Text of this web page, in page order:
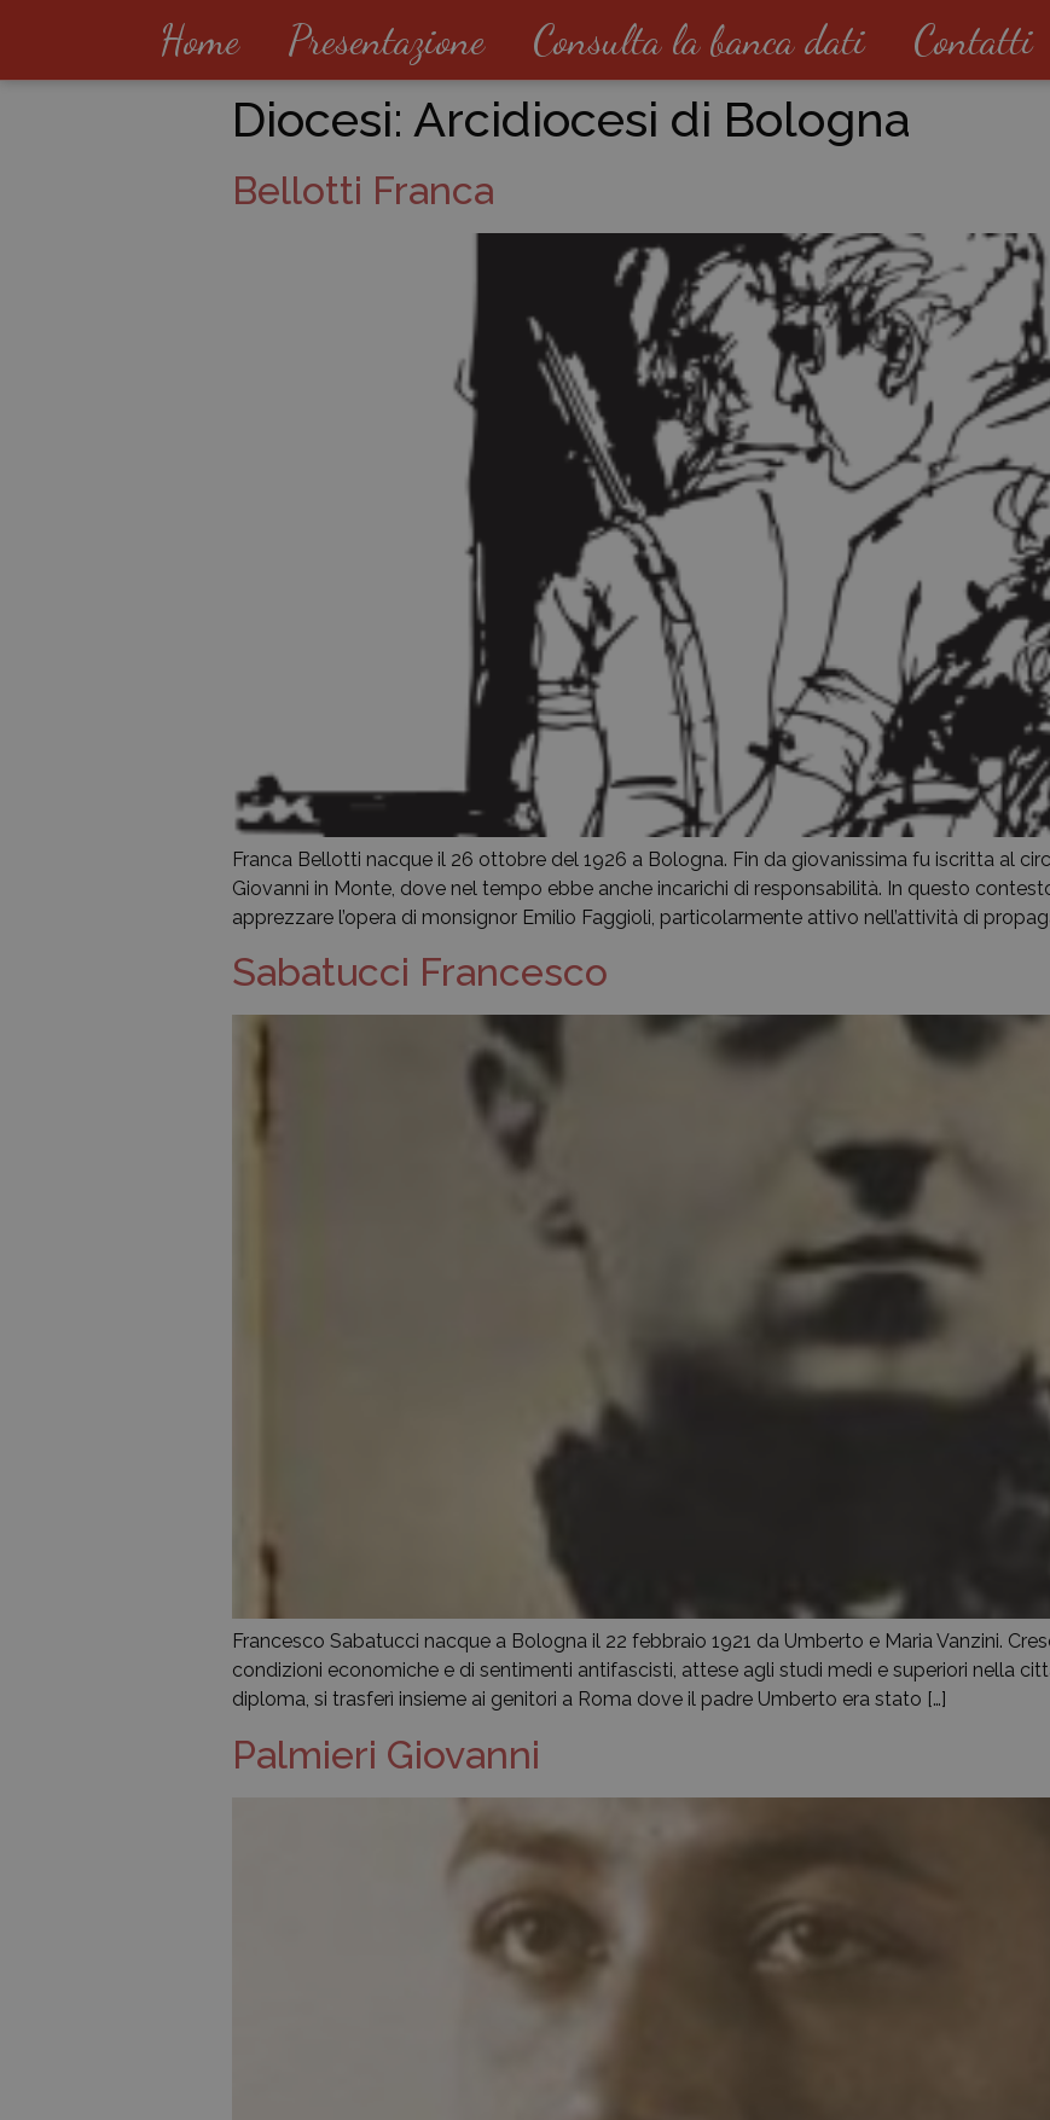
Home Presentazione Consulta la banca dati Contatti
Diocesi: Arcidiocesi di Bologna
Bellotti Franca
Franca Bellotti nacque il 26 ottobre del 1926 a Bologna. Fin da giovanissima fu iscritta al
Giovanni in Monte, dove nel tempo ebbe anche incarichi di responsabilità. In questo
apprezzare l’opera di monsignor Emilio Faggioli, particolarmente attivo nell’attività di
Sabatucci Francesco
Francesco Sabatucci nacque a Bologna il 22 febbraio 1921 da Umberto e Maria Vanzini.
condizioni economiche e di sentimenti antifascisti, attese agli studi medi e superiori nella
diploma, si trasferì insieme ai genitori a Roma dove il padre Umberto era stato […]
Palmieri Giovanni